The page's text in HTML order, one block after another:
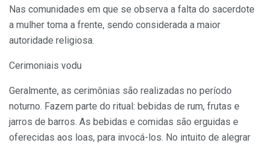
Nas comunidades em que se observa a falta do sacerdote
a mulher toma a frente, sendo considerada a maior
autoridade religiosa.
Cerimoniais vodu
Geralmente, as cerimônias são realizadas no período
noturno. Fazem parte do ritual: bebidas de rum, frutas e
jarros de barros. As bebidas e comidas são erguidas e
oferecidas aos loas, para invocá-los. No intuito de alegrar